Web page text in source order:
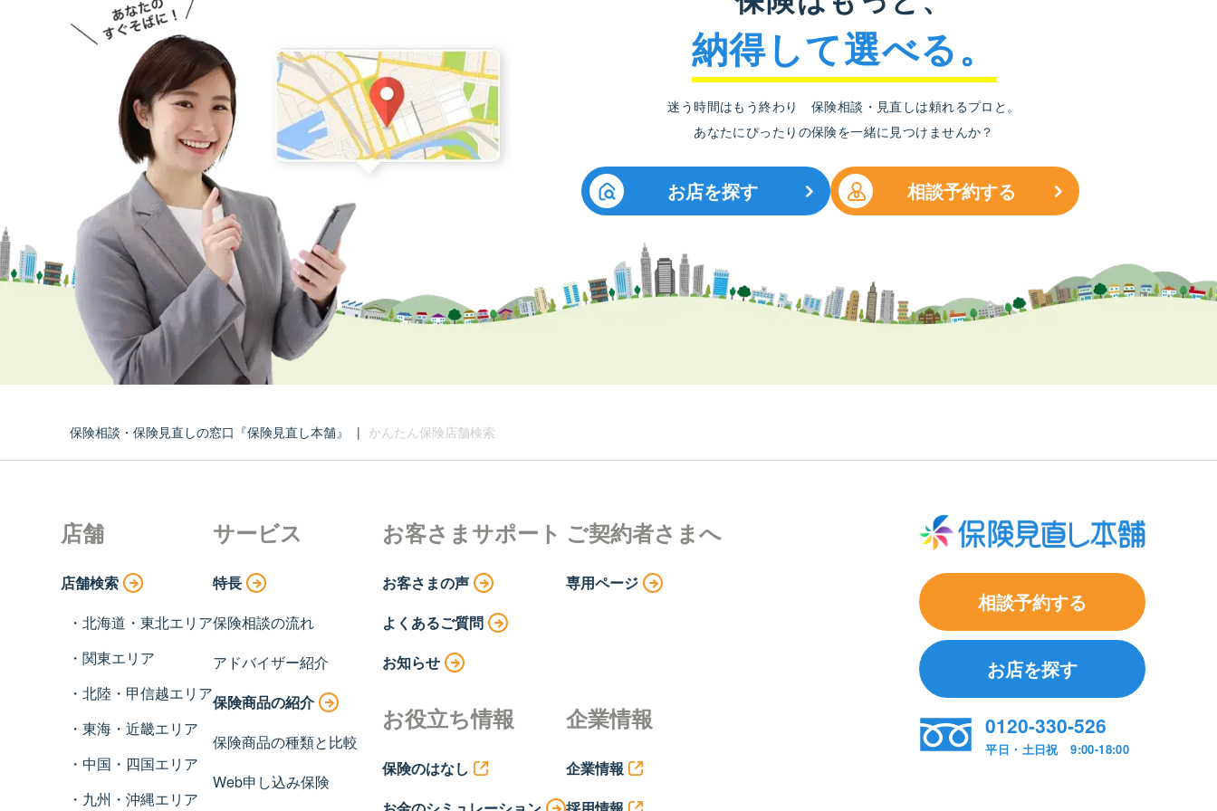
納得して選べる。
迷う時間はもう終わり 保険相談・見直しは頼れるプロと。
あなたにぴったりの保険を一緒に見つけませんか？
お店を探す 相談予約する
保険相談・保険見直しの窓口『保険見直し本舗』 | かんたん保険店舗検索
相談予約する
お店を探す
0120-330-526
平日・土日祝 9:00-18:00
店舗
店舗検索
北海道・東北エリア
関東エリア
北陸・甲信越エリア
東海・近畿エリア
中国・四国エリア
九州・沖縄エリア
サービス
特長
保険相談の流れ
アドバイザー紹介
保険商品の紹介
保険商品の種類と比較
Web申し込み保険
お客さまサポート
お客さまの声
よくあるご質問
お知らせ
お役立ち情報
保険のはなし
ご契約者さまへ
専用ページ
企業情報
企業情報